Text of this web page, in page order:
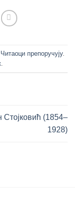
Читаоци препоручују.
.
Стојковић (1854–
1928)